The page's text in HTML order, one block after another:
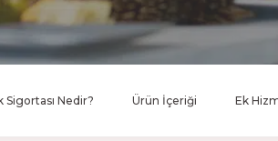
Sigortası Nedir? Ürün İçeriği Ek